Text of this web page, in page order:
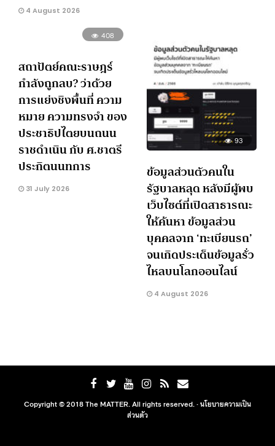
4 August 2026
408
สถาปัตย์คณะราษฎร์
กำลังถูกลบ? ว่าด้วย
การแย่งชิงพื้นที่ ความ
หมาย ความทรงจำ ของ
ประชาธิปไตยบนถนน
ราชดำเนิน กับ ศ.ชาตรี
ประกิตนนทการ
31 July 2026
93
ข้อมูลส่วนตัวคนใน
รัฐบาลหลุด หลังมีผู้พบ
เว็บไซต์ที่เปิดสาธารณะ
ให้ค้นหา ข้อมูลส่วน
บุคคลจาก ‘ทะเบียนรถ’
จนเกิดประเด็นข้อมูลรั่ว
ไหลบนโลกออนไลน์
4 August 2026
Copyright © 2018 The MATTER. All rights reserved. ·นโยบายความเป็น
ส่วนตัว